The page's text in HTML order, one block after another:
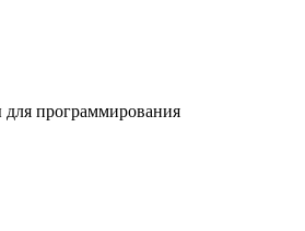
программирования